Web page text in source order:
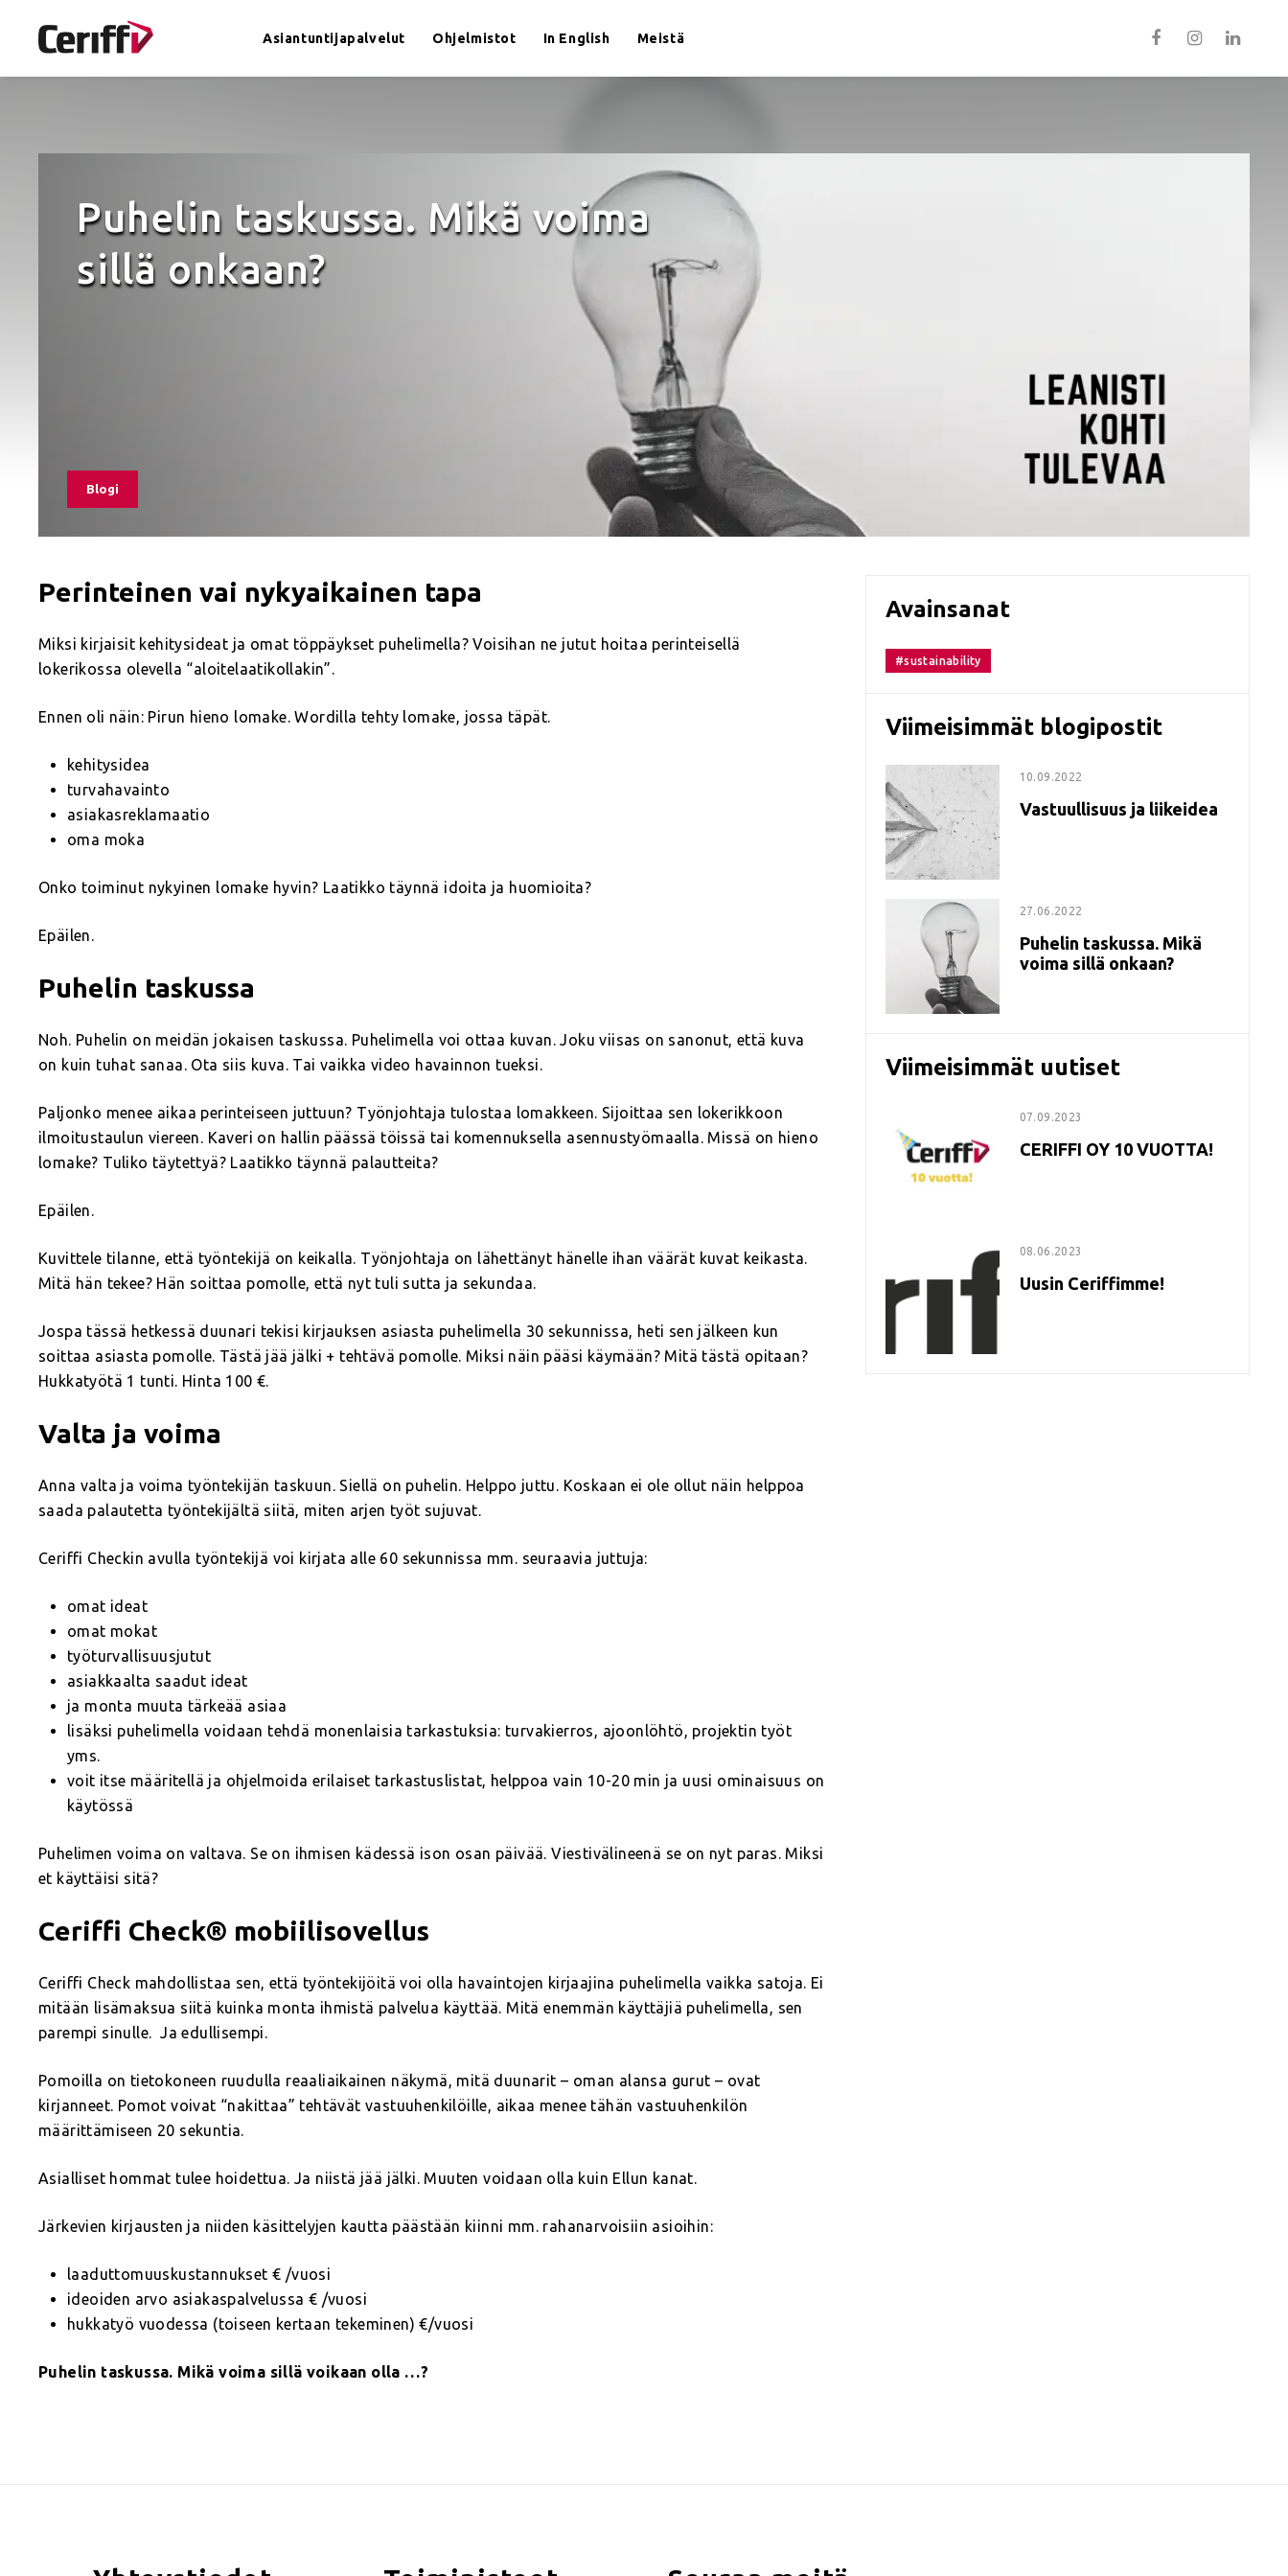
Asiantuntijapalvelut Ohjelmistot In English Meistä
In English
Meistä
Puhelin taskussa. Mikä voima
sillä onkaan?
Blogi
Perinteinen vai nykyaikainen tapa
Miksi kirjaisit kehitysideat ja omat töppäykset puhelimella? Voisihan ne jutut hoitaa perinteisellä
lokerikossa olevella “aloitelaatikollakin”.
Ennen oli näin: Pirun hieno lomake. Wordilla tehty lomake, jossa täpät.
kehitysidea
turvahavainto
asiakasreklamaatio
oma moka
Onko toiminut nykyinen lomake hyvin? Laatikko täynnä idoita ja huomioita?
Epäilen.
Puhelin taskussa
Noh. Puhelin on meidän jokaisen taskussa. Puhelimella voi ottaa kuvan. Joku viisas on sanonut, että kuva
on kuin tuhat sanaa. Ota siis kuva. Tai vaikka video havainnon tueksi.
Paljonko menee aikaa perinteiseen juttuun? Työnjohtaja tulostaa lomakkeen. Sijoittaa sen lokerikkoon
ilmoitustaulun viereen. Kaveri on hallin päässä töissä tai komennuksella asennustyömaalla. Missä on hieno
lomake? Tuliko täytettyä? Laatikko täynnä palautteita?
Epäilen.
Kuvittele tilanne, että työntekijä on keikalla. Työnjohtaja on lähettänyt hänelle ihan väärät kuvat keikasta.
Mitä hän tekee? Hän soittaa pomolle, että nyt tuli sutta ja sekundaa.
Jospa tässä hetkessä duunari tekisi kirjauksen asiasta puhelimella 30 sekunnissa, heti sen jälkeen kun
soittaa asiasta pomolle. Tästä jää jälki + tehtävä pomolle. Miksi näin pääsi käymään? Mitä tästä opitaan?
Hukkatyötä 1 tunti. Hinta 100 €.
Valta ja voima
Anna valta ja voima työntekijän taskuun. Siellä on puhelin. Helppo juttu. Koskaan ei ole ollut näin helppoa
saada palautetta työntekijältä siitä, miten arjen työt sujuvat.
Ceriffi Checkin avulla työntekijä voi kirjata alle 60 sekunnissa mm. seuraavia juttuja:
omat ideat
omat mokat
työturvallisuusjutut
asiakkaalta saadut ideat
ja monta muuta tärkeää asiaa
lisäksi puhelimella voidaan tehdä monenlaisia tarkastuksia: turvakierros, ajoonlöhtö, projektin työt
yms.
voit itse määritellä ja ohjelmoida erilaiset tarkastuslistat, helppoa vain 10-20 min ja uusi ominaisuus on
käytössä
Puhelimen voima on valtava. Se on ihmisen kädessä ison osan päivää. Viestivälineenä se on nyt paras. Miksi
et käyttäisi sitä?
Ceriffi Check® mobiilisovellus
Ceriffi Check mahdollistaa sen, että työntekijöitä voi olla havaintojen kirjaajina puhelimella vaikka satoja. Ei
mitään lisämaksua siitä kuinka monta ihmistä palvelua käyttää. Mitä enemmän käyttäjiä puhelimella, sen
parempi sinulle. Ja edullisempi.
Pomoilla on tietokoneen ruudulla reaaliaikainen näkymä, mitä duunarit – oman alansa gurut – ovat
kirjanneet. Pomot voivat “nakittaa” tehtävät vastuuhenkilöille, aikaa menee tähän vastuuhenkilön
määrittämiseen 20 sekuntia.
Asialliset hommat tulee hoidettua. Ja niistä jää jälki. Muuten voidaan olla kuin Ellun kanat.
Järkevien kirjausten ja niiden käsittelyjen kautta päästään kiinni mm. rahanarvoisiin asioihin:
laaduttomuuskustannukset € /vuosi
ideoiden arvo asiakaspalvelussa € /vuosi
hukkatyö vuodessa (toiseen kertaan tekeminen) €/vuosi
Puhelin taskussa. Mikä voima sillä voikaan olla …?
Avainsanat
#sustainability
Viimeisimmät blogipostit
10.09.2022
Vastuullisuus ja liikeidea
27.06.2022
Puhelin taskussa. Mikä
voima sillä onkaan?
Viimeisimmät uutiset
07.09.2023
CERIFFI OY 10 VUOTTA!
08.06.2023
Uusin Ceriffimme!